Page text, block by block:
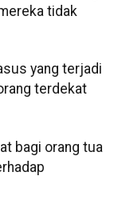
tidak
yang terjadi
terdekat
bagi orang tua